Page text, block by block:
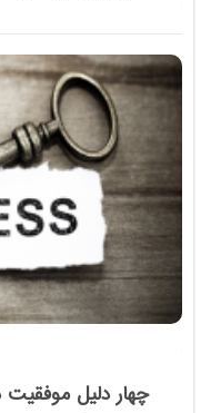
وسیله ای را در دست
انواع مختلف ابزارک
هوش...
چهار دلیل